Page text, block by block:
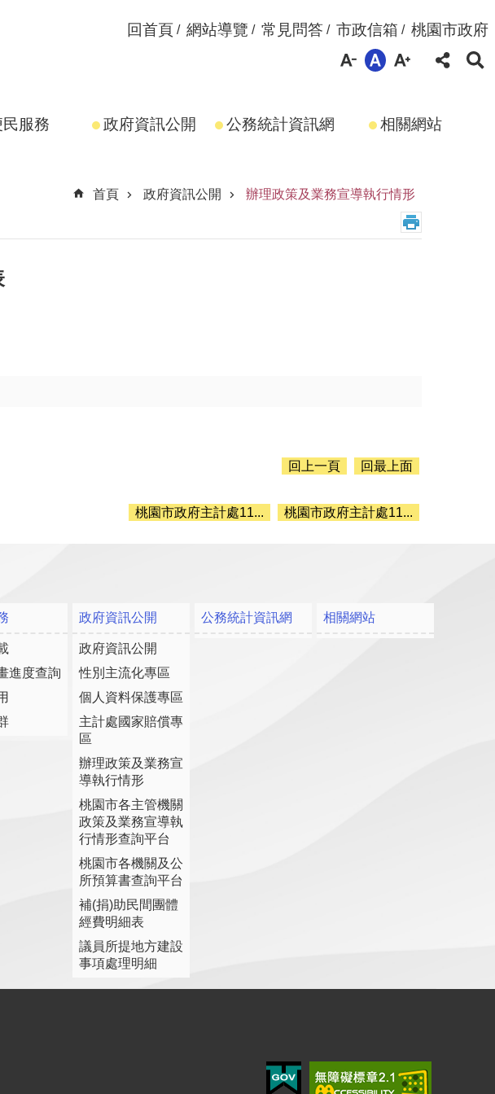
回首頁 網站導覽 常見問答 市政信箱 桃園市政府
民服務 政府資訊公開 公務統計資訊網 相關網站
首頁
政府資訊公開 辦理政策及業務宣導執行情形
回上一頁 回最上面
桃園市政府主計處11... 桃園市政府主計處11...
進度查詢
政府資訊公開
政府資訊公開
性別主流化專區
個人資料保護專區
主計處國家賠償專
區
辦理政策及業務宣
導執行情形
桃園市各主管機關
政策及業務宣導執
行情形查詢平台
桃園市各機關及公
所預算書查詢平台
補(捐)助民間團體
經費明細表
議員所提地方建設
事項處理明細
公務統計資訊網 相關網站